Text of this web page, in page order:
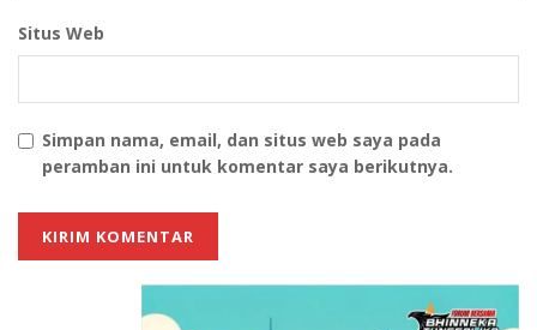
Situs Web
Simpan nama, email, dan situs web saya pada
peramban ini untuk komentar saya berikutnya.